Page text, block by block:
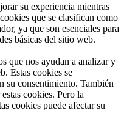
su experiencia mientras
que se clasifican como
ya que son esenciales para
básicas del sitio web.
que nos ayudan a analizar y
Estas cookies se
su consentimiento. También
cookies. Pero la
cookies puede afectar su